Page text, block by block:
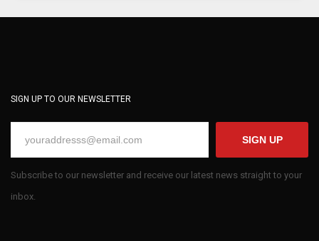
SIGN UP TO OUR NEWSLETTER
SIGN UP
Subscribe to our newsletter and receive our latest news straight to your
inbox.